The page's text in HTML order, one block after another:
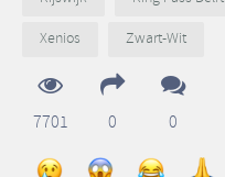
Xenios
Zwart-Wit
7701 0 0